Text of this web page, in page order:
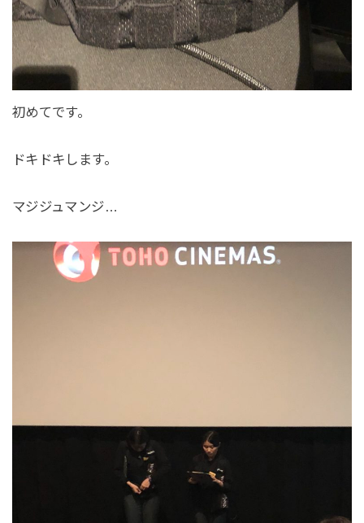
初めてです。
ドキドキします。
マジジュマンジ…